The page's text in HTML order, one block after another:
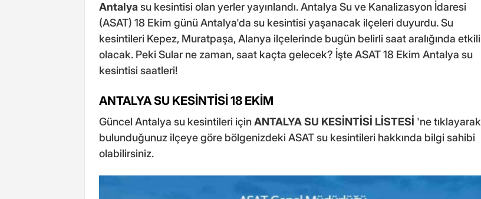
Antalya su kesintisi olan yerler yayınlandı. Antalya Su ve Kanalizasyon İdaresi
(ASAT) 18 Ekim günü Antalya'da su kesintisi yaşanacak ilçeleri duyurdu. Su
kesintileri Kepez, Muratpaşa, Alanya ilçelerinde bugün belirli saat aralığında etkili
olacak. Peki Sular ne zaman, saat kaçta gelecek? İşte ASAT 18 Ekim Antalya su
kesintisi saatleri!
ANTALYA SU KESİNTİSİ 18 EKİM
Güncel Antalya su kesintileri içinANTALYA SU KESİNTİSİ LİSTESİ 'ne tıklayarak
bulunduğunuz ilçeye göre bölgenizdeki ASAT su kesintileri hakkında bilgi sahibi
olabilirsiniz.